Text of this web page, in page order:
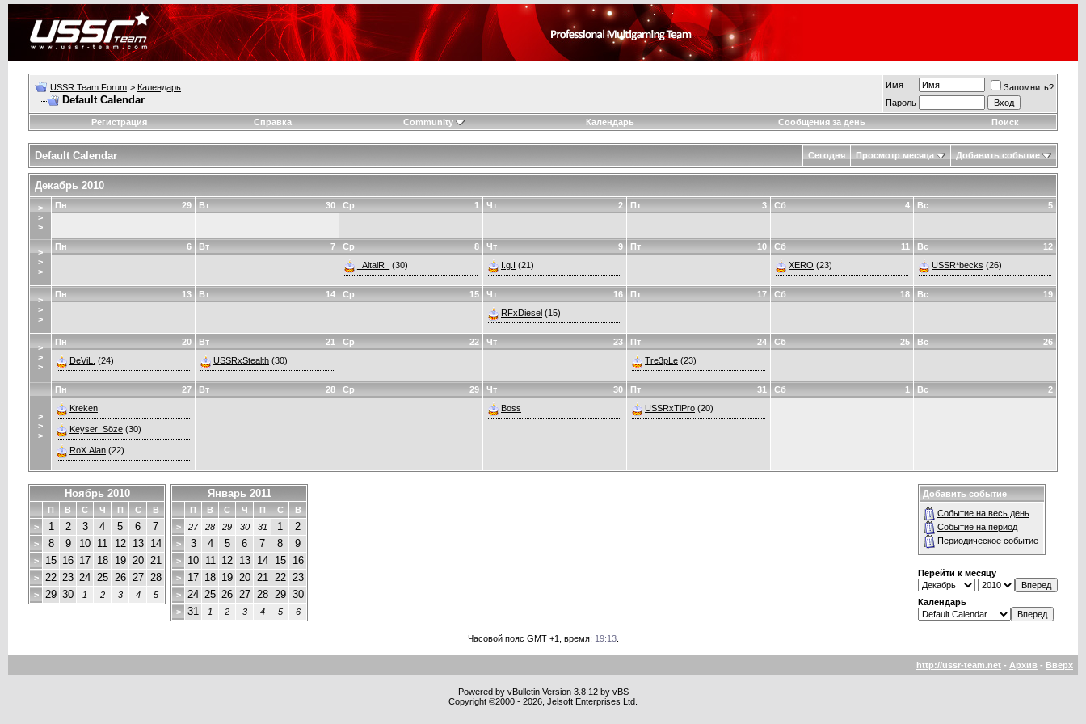
USSR Team Forum > Календарь
Default Calendar
Имя
Запомнить?
Пароль
Регистрация
Справка Community Календарь Сообщения за день Поиск
Default Calendar Сегодня Просмотр месяца Добавить событие
Декабрь 2010
>
>
>
29
Пн 30
Вт 1
Ср 2
Чт 3
Пт 4
Сб 5
Вс
>
>
>
6
Пн 7
Вт 8
Ср
_AltaiR_
(30)
9
Чт
I.g.I (21)
10
Пт 11
Сб
XERO (23)
12
Вс
USSR*becks (26)
>
>
>
13
Пн 14
Вт 15
Ср 16
Чт
RFxDiesel (15)
17
Пт 18
Сб 19
Вс
>
>
>
20
Пн
DeViL. (24)
21
Вт
USSRxStealth (30)
22
Ср 23
Чт 24
Пт
Tre3pLe (23)
25
Сб 26
Вс
>
>
>
27
Пн
Kreken
Keyser_Söze (30)
RoX.Alan (22)
28
Вт 29
Ср 30
Чт
Boss
31
Пт
USSRxTiPro (20)
1
Сб 2
Вс
Ноябрь 2010
П В С Ч П С
В
>
1 2 3 4 5 6 7
> 8 9 10 11 12 13 14
> 15 16 17 18 19 20 21
> 22 23 24 25 26 27 28
> 29 30 1 2 3 4 5
Январь 2011
П В С Ч П С
В
>
27 28 29 30 31 1 2
> 3 4 5 6 7 8 9
> 10 11 12 13 14 15 16
> 17 18 19 20 21 22 23
> 24 25 26 27 28 29 30
> 31 1 2 3 4 5 6
Добавить событие
Событие на весь день
Событие на период
Периодическое событие
Перейти к месяцу
Календарь
Часовой пояс GMT +1, время: 19:13.
http://ussr-team.net - Архив - Вверх
Powered by vBulletin Version 3.8.12 by vBS
Copyright ©2000 - 2026, Jelsoft Enterprises Ltd.